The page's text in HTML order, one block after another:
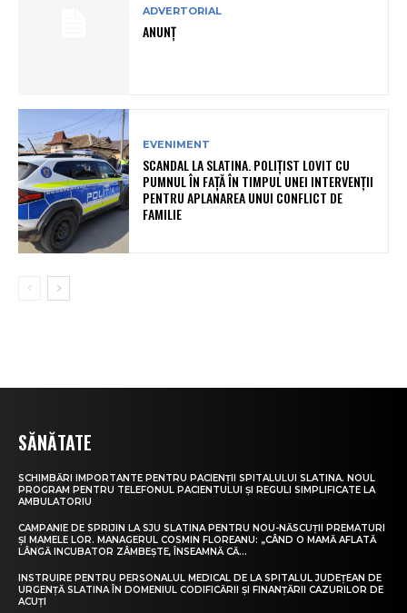
ADVERTORIAL
ANUNȚ
EVENIMENT
SCANDAL LA SLATINA. POLIȚIST LOVIT CU
PUMNUL ÎN FAȚĂ ÎN TIMPUL UNEI INTERVENȚII
PENTRU APLANAREA UNUI CONFLICT DE
FAMILIE
SĂNĂTATE
SCHIMBĂRI IMPORTANTE PENTRU PACIENȚII SPITALULUI SLATINA. NOUL
PROGRAM PENTRU TELEFONUL PACIENTULUI ȘI REGULI SIMPLIFICATE LA
AMBULATORIU
CAMPANIE DE SPRIJIN LA SJU SLATINA PENTRU NOU-NĂSCUȚII PREMATURI
ȘI MAMELE LOR. MANAGERUL COSMIN FLOREANU: „CÂND O MAMĂ AFLATĂ
LÂNGĂ INCUBATOR ZÂMBEȘTE, ÎNSEAMNĂ CĂ...
INSTRUIRE PENTRU PERSONALUL MEDICAL DE LA SPITALUL JUDEȚEAN DE
URGENȚĂ SLATINA ÎN DOMENIUL CODIFICĂRII ȘI FINANȚĂRII CAZURILOR DE
ACUȚI